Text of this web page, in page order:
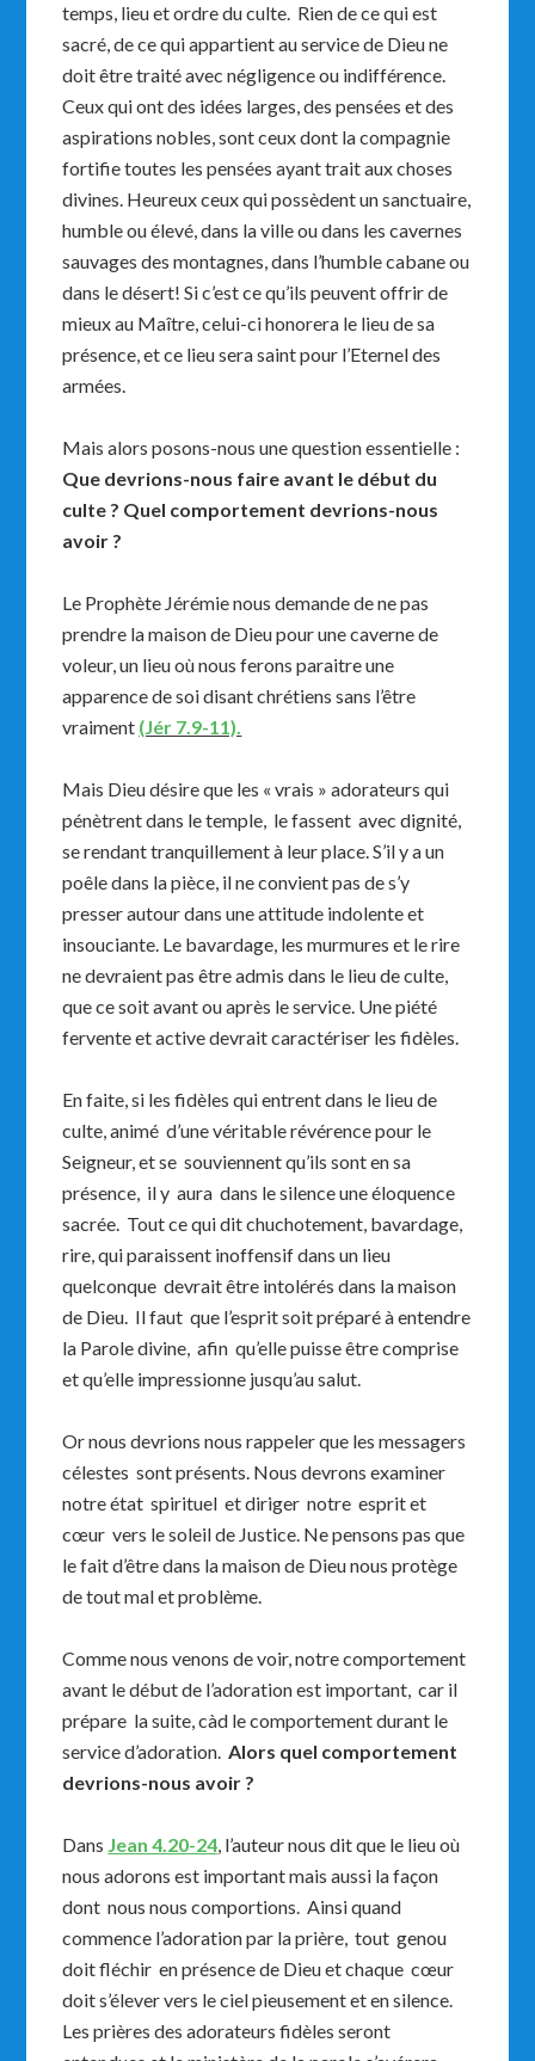
temps, lieu et ordre du culte. Rien de ce qui est
sacré, de ce qui appartient au service de Dieu ne
doit être traité avec négligence ou indifférence.
Ceux qui ont des idées larges, des pensées et des
aspirations nobles, sont ceux dont la compagnie
fortifie toutes les pensées ayant trait aux choses
divines. Heureux ceux qui possèdent un sanctuaire,
humble ou élevé, dans la ville ou dans les cavernes
sauvages des montagnes, dans l’humble cabane ou
dans le désert! Si c’est ce qu’ils peuvent offrir de
mieux au Maître, celui-ci honorera le lieu de sa
présence, et ce lieu sera saint pour l’Eternel des
armées.
Mais alors posons-nous une question essentielle :
Que devrions-nous faire avant le début du
culte ? Quel comportement devrions-nous
avoir ?
Le Prophète Jérémie nous demande de ne pas
prendre la maison de Dieu pour une caverne de
voleur, un lieu où nous ferons paraitre une
apparence de soi disant chrétiens sans l’être
vraiment (Jér 7.9-11).
Mais Dieu désire que les « vrais » adorateurs qui
pénètrent dans le temple, le fassent avec dignité,
se rendant tranquillement à leur place. S’il y a un
poêle dans la pièce, il ne convient pas de s’y
presser autour dans une attitude indolente et
insouciante. Le bavardage, les murmures et le rire
ne devraient pas être admis dans le lieu de culte,
que ce soit avant ou après le service. Une piété
fervente et active devrait caractériser les fidèles.
En faite, si les fidèles qui entrent dans le lieu de
culte, animé d’une véritable révérence pour le
Seigneur, et se souviennent qu’ils sont en sa
présence, il y aura dans le silence une éloquence
sacrée. Tout ce qui dit chuchotement, bavardage,
rire, qui paraissent inoffensif dans un lieu
quelconque devrait être intolérés dans la maison
de Dieu. Il faut que l’esprit soit préparé à entendre
la Parole divine, afin qu’elle puisse être comprise
et qu’elle impressionne jusqu’au salut.
Or nous devrions nous rappeler que les messagers
célestes sont présents. Nous devrons examiner
notre état spirituel et diriger notre esprit et
cœur vers le soleil de Justice. Ne pensons pas que
le fait d’être dans la maison de Dieu nous protège
de tout mal et problème.
Comme nous venons de voir, notre comportement
avant le début de l’adoration est important, car il
prépare la suite, càd le comportement durant le
service d’adoration.Alors quel comportement
devrions-nous avoir ?
Dans Jean 4.20-24, l’auteur nous dit que le lieu où
nous adorons est important mais aussi la façon
dont nous nous comportions. Ainsi quand
commence l’adoration par la prière, tout genou
doit fléchir en présence de Dieu et chaque cœur
doit s’élever vers le ciel pieusement et en silence.
Les prières des adorateurs fidèles seront